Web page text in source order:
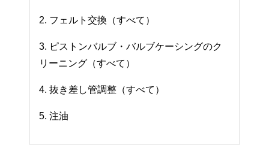
2. フェルト交換（すべて）
3. ピストンバルブ・バルブケーシングのク
リーニング（すべて）
4. 抜き差し管調整（すべて）
5. 注油